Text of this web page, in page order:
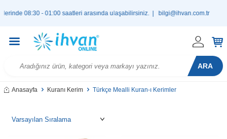
- 01:00 saatleri arasında ulaşabilirsiniz. |bilgi@ihvan.com.tr
ARA
Anasayfa Kuranı Kerim Türkçe Mealli Kuran-ı Kerimler